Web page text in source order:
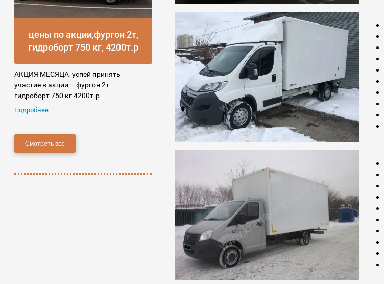
цены по акции,фургон 2т,
гидроборт 750 кг, 4200т.р
АКЦИЯ МЕСЯЦА успей принять
участие в акции – фургон 2т
гидроборт 750 кг 4200т.р
Подробнее
Смотреть все